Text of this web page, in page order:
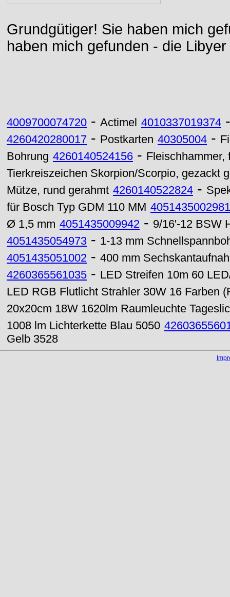
Grundgütiger! Sie haben mich
haben mich gefunden - die
4009700074720 - Actimel 4010337019374
4260420280017 - Postkarten 40305004 -
Bohrung 4260140524156 - Fleischhammer,
Tierkreiszeichen Skorpion/Scorpio, gezackt
Mütze, rund gerahmt 4260140522824 -
für Bosch Typ GDM 110 MM 4051435002981
Ø 1,5 mm 4051435009942 - 9/16'-12 BSW
4051435054973 - 1-13 mm
4051435051002 - 400 mm
4260365561035 - LED Streifen 10m 60
LED RGB Flutlicht Strahler 30W 16 Farben
20x20cm 18W 1620lm Raumleuchte
1008 lm Lichterkette Blau 5050
Gelb 3528